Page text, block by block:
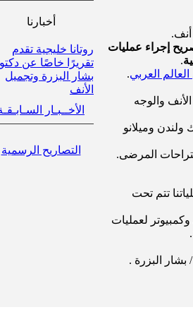
إجراء عمليات
.
العربي.
والوجه
وميلانو
المرضى.
تتم تحت
لعمليات
بشار البزرة .
أخبارنا
روتانا خليجية تقدم
تقريرًا خاصًا عن
بشار البزرة وتجميل
الأنف
الأخــبـار
التصاريح الرسمية